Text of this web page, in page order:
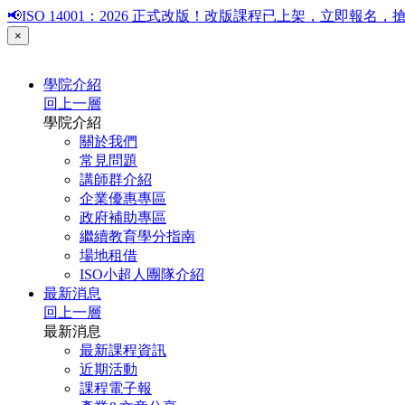
📢ISO 14001：2026 正式改版！改版課程已上架，立即報名，
×
學院介紹
回上一層
學院介紹
關於我們
常見問題
講師群介紹
企業優惠專區
政府補助專區
繼續教育學分指南
場地租借
ISO小超人團隊介紹
最新消息
回上一層
最新消息
最新課程資訊
近期活動
課程電子報